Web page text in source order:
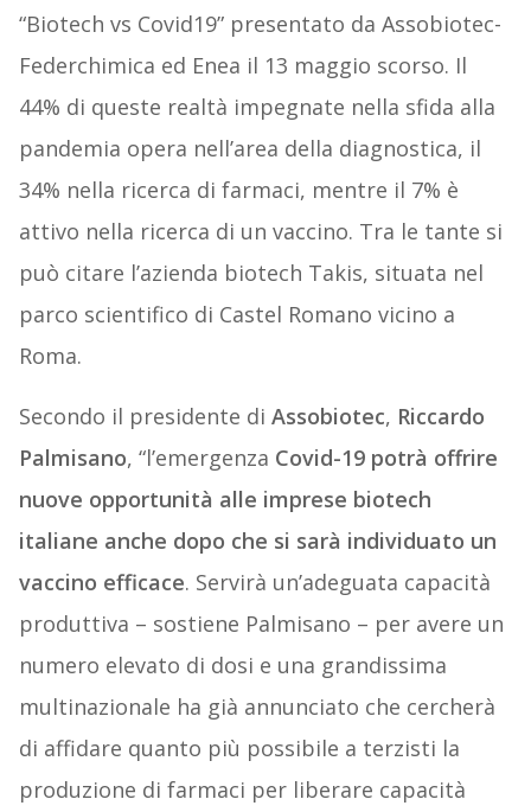
“Biotech vs Covid19” presentato da Assobiotec-
Federchimica ed Enea il 13 maggio scorso. Il
44% di queste realtà impegnate nella sfida alla
pandemia opera nell’area della diagnostica, il
34% nella ricerca di farmaci, mentre il 7% è
attivo nella ricerca di un vaccino. Tra le tante si
può citare l’azienda biotech Takis, situata nel
parco scientifico di Castel Romano vicino a
Roma.
Secondo il presidente di Assobiotec, Riccardo
Palmisano, “l’emergenza Covid-19 potrà offrire
nuove opportunità alle imprese biotech
italiane anche dopo che si sarà individuato un
vaccino efficace. Servirà un’adeguata capacità
produttiva – sostiene Palmisano – per avere un
numero elevato di dosi e una grandissima
multinazionale ha già annunciato che cercherà
di affidare quanto più possibile a terzisti la
produzione di farmaci per liberare capacità